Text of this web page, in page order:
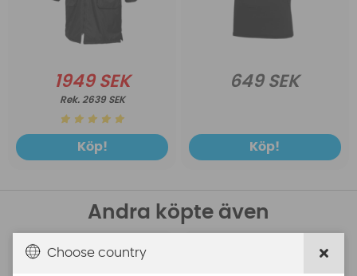
1949 SEK
2639 SEK
Köp!
649 SEK
Köp!
Andra köpte även
Aquasure
Choose country